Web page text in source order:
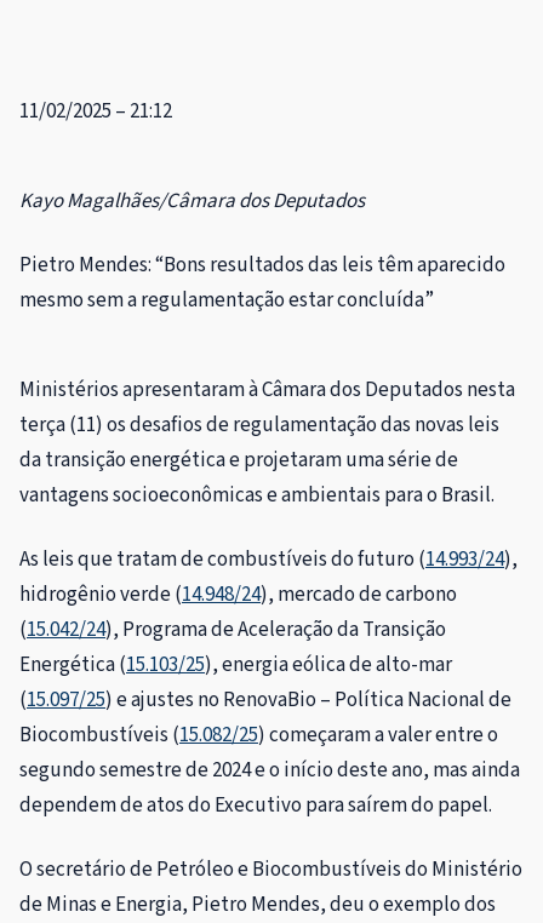
11/02/2025 – 21:12
Kayo Magalhães/Câmara dos Deputados
Pietro Mendes: “Bons resultados das leis têm aparecido
mesmo sem a regulamentação estar concluída”
Ministérios apresentaram à Câmara dos Deputados nesta
terça (11) os desafios de regulamentação das novas leis
da transição energética e projetaram uma série de
vantagens socioeconômicas e ambientais para o Brasil.
As leis que tratam de combustíveis do futuro (14.993/24),
hidrogênio verde (14.948/24), mercado de carbono
(15.042/24), Programa de Aceleração da Transição
Energética (15.103/25), energia eólica de alto-mar
(15.097/25) e ajustes no RenovaBio – Política Nacional de
Biocombustíveis (15.082/25) começaram a valer entre o
segundo semestre de 2024 e o início deste ano, mas ainda
dependem de atos do Executivo para saírem do papel.
O secretário de Petróleo e Biocombustíveis do Ministério
de Minas e Energia, Pietro Mendes, deu o exemplo dos